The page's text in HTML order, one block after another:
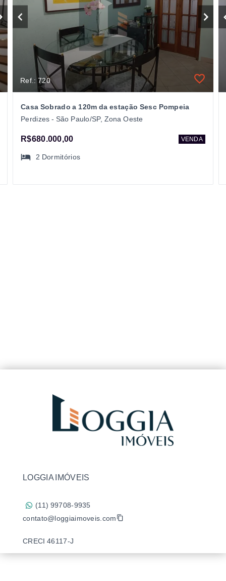
Ref.: 720
Casa Sobrado a 120m da estação Sesc Pompeia
Perdizes - São Paulo/SP, Zona Oeste
R$680.000,00 VENDA
2 Dormitórios
LOGGIA IMÓVEIS
(11) 99708-9935
contato@loggiaimoveis.com
CRECI 46117-J